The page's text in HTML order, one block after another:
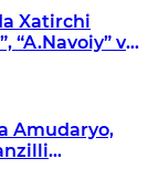
Xatirchi
“A.Navoiy” va
Amudaryo,